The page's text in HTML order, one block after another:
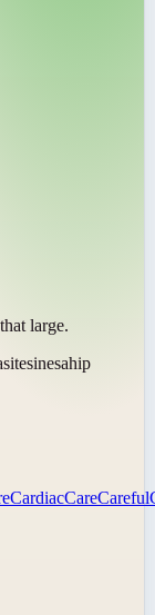
large.
sahip
CardiacCareCareful